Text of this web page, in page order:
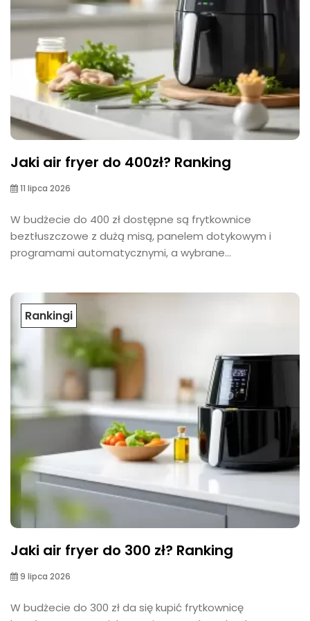
Jaki air fryer do 400zł? Ranking
11 lipca 2026
W budżecie do 400 zł dostępne są frytkownice
beztłuszczowe z dużą misą, panelem dotykowym i
programami automatycznymi, a wybrane...
Rankingi
Jaki air fryer do 300 zł? Ranking
9 lipca 2026
W budżecie do 300 zł da się kupić frytkownicę